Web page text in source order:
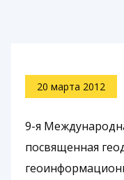
20 марта 2012
9-я
посвященная